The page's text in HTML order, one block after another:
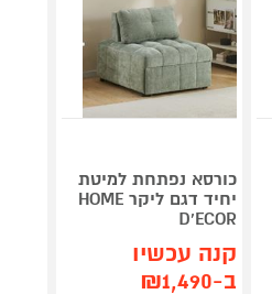
כורסא נפתחת למיטת
יחיד דגם ליקר HOME
D'ECOR
קנה עכשיו
ב-₪1,490